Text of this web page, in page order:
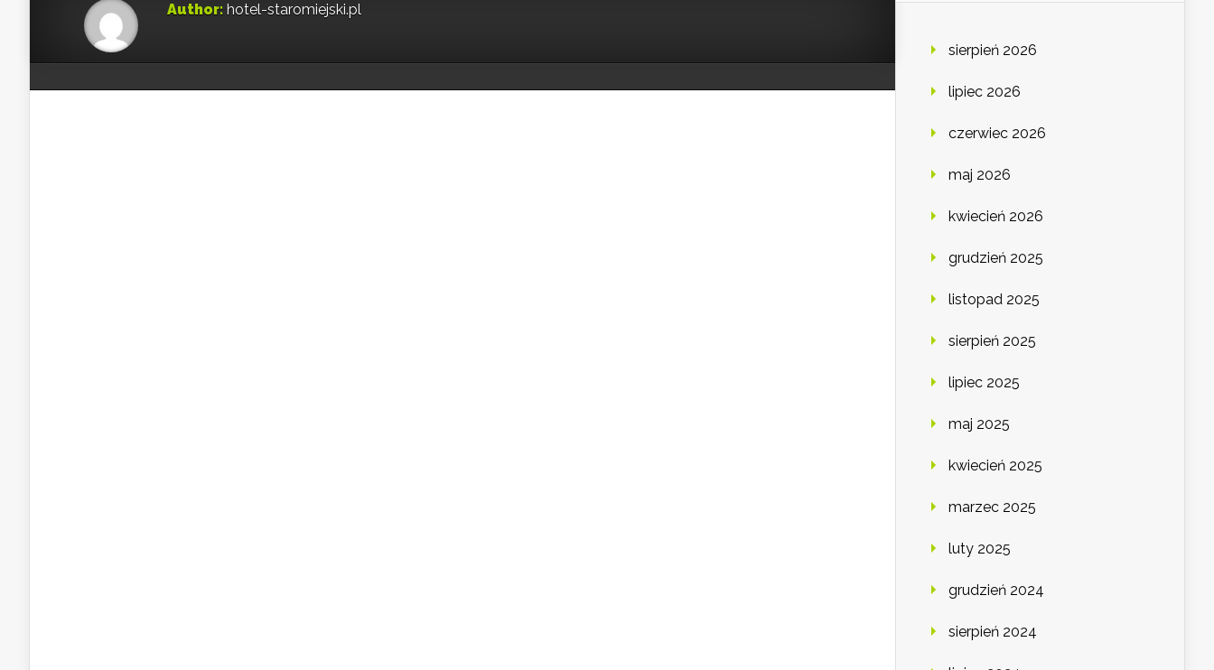
Author: hotel-staromiejski.pl
sierpień 2026
lipiec 2026
czerwiec 2026
maj 2026
kwiecień 2026
grudzień 2025
listopad 2025
sierpień 2025
lipiec 2025
maj 2025
kwiecień 2025
marzec 2025
luty 2025
grudzień 2024
sierpień 2024